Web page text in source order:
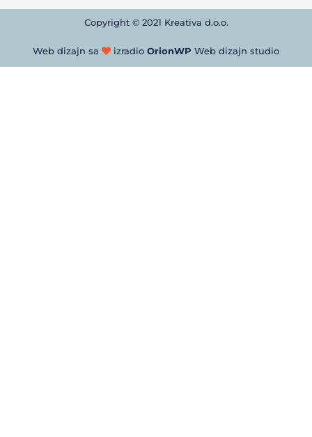
Copyright © 2021 Kreativa d.o.o.
Web dizajn sa izradio OrionWP Web dizajn studio